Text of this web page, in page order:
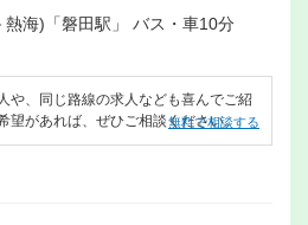
熱海)「磐田駅」 バス・車10分
や、同じ路線の求人なども喜んでご紹
望があれば、ぜひご相談ください。
無料で相談する